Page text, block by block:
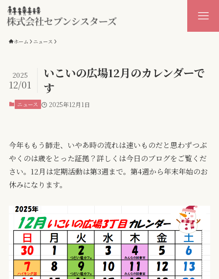
ホーム ニュース
いこいの広場12月のカレンダーで
す
2025
12/01
ニュース 2025年12月1日
今年ももう師走、いやあ時の流れは速いものだと思わずつぶ
やくのは歳をとった証拠？詳しくは今日のブログをご覧くだ
さい。12月は定期活動は第3週まで。第4週から年末年始のお
休みになります。